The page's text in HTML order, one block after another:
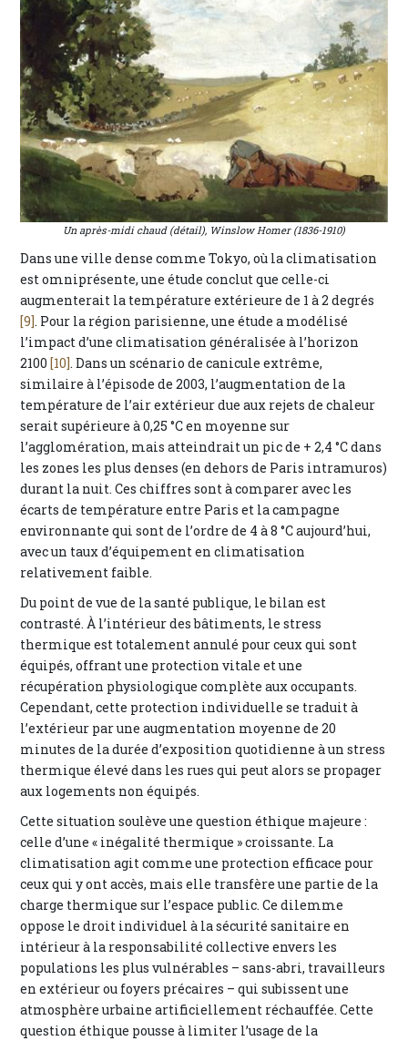
Un après-midi chaud (détail), Winslow Homer (1836-1910)
Dans une ville dense comme Tokyo, où la climatisation
est omniprésente, une étude conclut que celle-ci
augmenterait la température extérieure de 1 à 2 degrés
[9]. Pour la région parisienne, une étude a modélisé
l’impact d’une climatisation généralisée à l’horizon
2100[10]. Dans un scénario de canicule extrême,
similaire à l’épisode de 2003, l’augmentation de la
température de l’air extérieur due aux rejets de chaleur
serait supérieure à 0,25 °C en moyenne sur
l’agglomération, mais atteindrait un pic de + 2,4 °C dans
les zones les plus denses (en dehors de Paris intramuros)
durant la nuit. Ces chiffres sont à comparer avec les
écarts de température entre Paris et la campagne
environnante qui sont de l’ordre de 4 à 8 °C aujourd’hui,
avec un taux d’équipement en climatisation
relativement faible.
Du point de vue de la santé publique, le bilan est
contrasté. À l’intérieur des bâtiments, le stress
thermique est totalement annulé pour ceux qui sont
équipés, offrant une protection vitale et une
récupération physiologique complète aux occupants.
Cependant, cette protection individuelle se traduit à
l’extérieur par une augmentation moyenne de 20
minutes de la durée d’exposition quotidienne à un stress
thermique élevé dans les rues qui peut alors se propager
aux logements non équipés.
Cette situation soulève une question éthique majeure :
celle d’une « inégalité thermique » croissante. La
climatisation agit comme une protection efficace pour
ceux qui y ont accès, mais elle transfère une partie de la
charge thermique sur l’espace public. Ce dilemme
oppose le droit individuel à la sécurité sanitaire en
intérieur à la responsabilité collective envers les
populations les plus vulnérables – sans-abri, travailleurs
en extérieur ou foyers précaires – qui subissent une
atmosphère urbaine artificiellement réchauffée. Cette
question éthique pousse à limiter l’usage de la